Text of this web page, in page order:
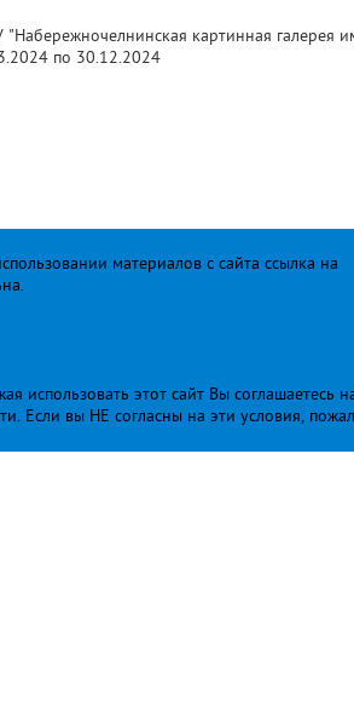
"Набережночелнинская картинная галерея
по 30.12.2024
материалов с сайта ссылка на
использовать этот сайт Вы соглашаетесь
. Если вы НЕ согласны на эти условия,